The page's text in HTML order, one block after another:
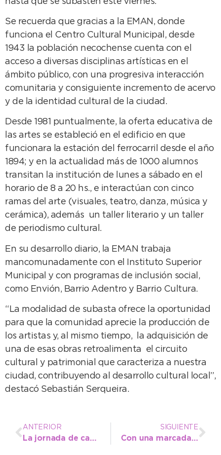
Se recuerda que gracias a la EMAN, donde
funciona el Centro Cultural Municipal, desde
1943 la población necochense cuenta con el
acceso a diversas disciplinas artísticas en el
ámbito público, con una progresiva interacción
comunitaria y consiguiente incremento de acervo
y de la identidad cultural de la ciudad.
Desde 1981 puntualmente, la oferta educativa de
las artes se estableció en el edificio en que
funcionara la estación del ferrocarril desde el año
1894; y en la actualidad más de 1000 alumnos
transitan la institución de lunes a sábado en el
horario de 8 a 20 hs., e interactúan con cinco
ramas del arte (visuales, teatro, danza, música y
cerámica), además un taller literario y un taller
de periodismo cultural.
En su desarrollo diario, la EMAN trabaja
mancomunadamente con el Instituto Superior
Municipal y con programas de inclusión social,
como Envión, Barrio Adentro y Barrio Cultura.
“La modalidad de subasta ofrece la oportunidad
para que la comunidad aprecie la producción de
los artistas y, al mismo tiempo, la adquisición de
una de esas obras retroalimenta el circuito
cultural y patrimonial que caracteriza a nuestra
ciudad, contribuyendo al desarrollo cultural local”,
destacó Sebastián Serqueira.
ANTERIOR
La jornada de castración masiva que se suspendió la semana anterior se realizará este sábado
SIGUIENTE
Con una marcada participación se realizó el Conversatorio sobre Discapacidad